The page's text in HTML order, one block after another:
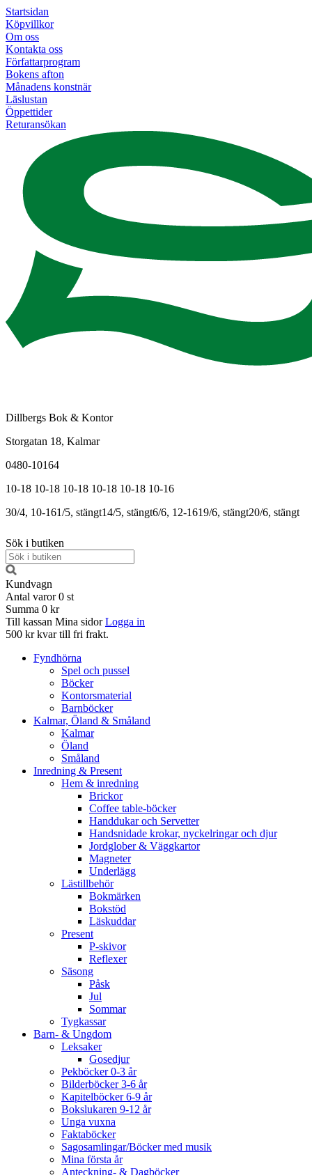
Startsidan
Köpvillkor
Om oss
Kontakta oss
Författarprogram
Bokens afton
Månadens konstnär
Läslustan
Öppettider
Returansökan
Dillbergs Bok & Kontor
Storgatan 18, Kalmar
0480-10164
10-18 10-18 10-18 10-18 10-18 10-16
30/4, 10-161/5, stängt14/5, stängt6/6, 12-1619/6, stängt20/6, stängt
Sök i butiken
Kundvagn
Antal varor 0 st
Summa 0 kr
Till kassan Mina sidor Logga in
500 kr kvar till fri frakt.
Fyndhörna
Spel och pussel
Böcker
Kontorsmaterial
Barnböcker
Kalmar, Öland & Småland
Kalmar
Öland
Småland
Inredning & Present
Hem & inredning
Brickor
Coffee table-böcker
Handdukar och Servetter
Handsnidade krokar, nyckelringar och djur
Jordglober & Väggkartor
Magneter
Underlägg
Lästillbehör
Bokmärken
Bokstöd
Läskuddar
Present
P-skivor
Reflexer
Säsong
Påsk
Jul
Sommar
Tygkassar
Barn- & Ungdom
Leksaker
Gosedjur
Pekböcker 0-3 år
Bilderböcker 3-6 år
Kapitelböcker 6-9 år
Bokslukaren 9-12 år
Unga vuxna
Faktaböcker
Sagosamlingar/Böcker med musik
Mina första år
Anteckning- & Dagböcker